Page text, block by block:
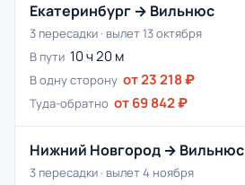
Екатеринбург → Вильнюс
3 пересадки · вылет 13 октября
В пути 10 ч 20 м
В одну сторону от 23 218 ₽
Туда-обратно от 69 842 ₽
Нижний Новгород → Вильнюс
3 пересадки · вылет 4 ноября